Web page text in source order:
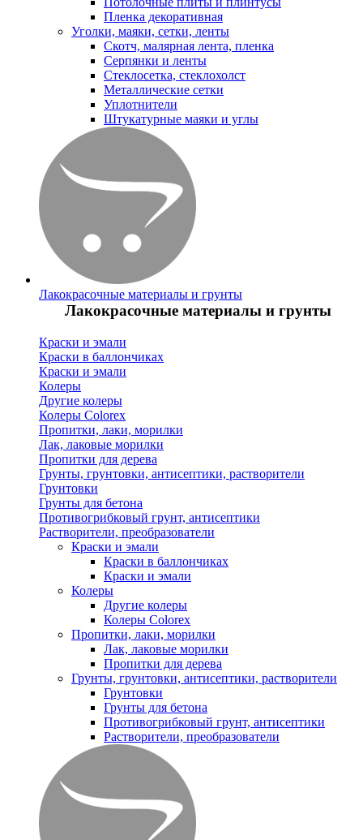
Пленка декоративная
Уголки, маяки, сетки, ленты
Скотч, малярная лента, пленка
Серпянки и ленты
Стеклосетка, стеклохолст
Металлические сетки
Уплотнители
Штукатурные маяки и углы
Лакокрасочные материалы и грунты
Лакокрасочные материалы и грунты
Краски и эмали
Краски в баллончиках
Краски и эмали
Колеры
Другие колеры
Колеры Colorex
Пропитки, лаки, морилки
Лак, лаковые морилки
Пропитки для дерева
Грунты, грунтовки, антисептики, растворители
Грунтовки
Грунты для бетона
Противогрибковый грунт, антисептики
Растворители, преобразователи
Краски и эмали
Краски в баллончиках
Краски и эмали
Колеры
Другие колеры
Колеры Colorex
Пропитки, лаки, морилки
Лак, лаковые морилки
Пропитки для дерева
Грунты, грунтовки, антисептики, растворители
Грунтовки
Грунты для бетона
Противогрибковый грунт, антисептики
Растворители, преобразователи